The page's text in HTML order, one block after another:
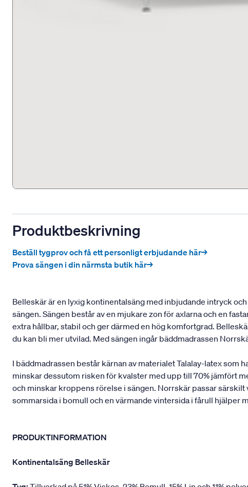
Produktbeskrivning
Beställ tygprov och få ett personligt erbjudande här→
Prova sängen i din närmsta butik här→
Belleskär är en lyxig kontinentalsäng med inbjudande intryck
sängen. Sängen består av en mjukare zon för axlarna och en
extra hållbar, stabil och ger därmed en hög komfortgrad.
du kan bli mer utvilad. Med sängen ingår bäddmadrassen
I bäddmadrassen består kärnan av materialet Talalay-latex
minskar dessutom risken för kvalster med upp till 70% jämfört
och minskar kroppens rörelse i sängen. Norrskär passar
sommarsida i bomull och en värmande vintersida i fårull hjälper
PRODUKTINFORMATION
Kontinentalsäng Belleskär